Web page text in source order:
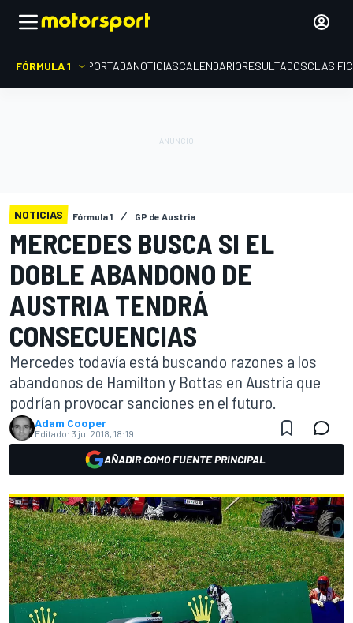
FÓRMULA 1 PORTADANOTICIASCALENDARIORESULTADOS
NOTICIAS Fórmula 1 GP de Austria
MERCEDES BUSCA SI EL
DOBLE ABANDONO DE
AUSTRIA TENDRÁ
CONSECUENCIAS
Mercedes todavía está buscando razones a los
abandonos de Hamilton y Bottas en Austria que
podrían provocar sanciones en el futuro.
Adam Cooper
Editado: 3 jul 2018, 18:19
AÑADIR COMO FUENTE PRINCIPAL